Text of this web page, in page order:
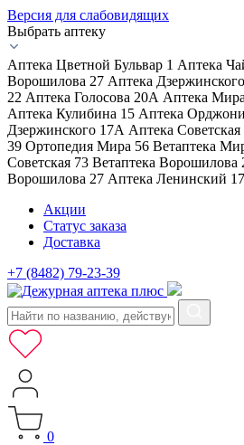
Версия для слабовидящих
Выбрать аптеку
Аптека Цветной Бульвар 1 Аптека
Ворошилова 27 Аптека
22 Аптека Голосова 20А Аптека
Аптека Кулибина 15 Аптека
Дзержинского 17А Аптека Советская
39 Ортопедия Мира 56 Ветаптека
Советская 73 Ветаптека Ворошилова
Ворошилова 27 Аптека Ленинский 17
Акции
Статус заказа
Доставка
+7 (8482) 79-23-39
0